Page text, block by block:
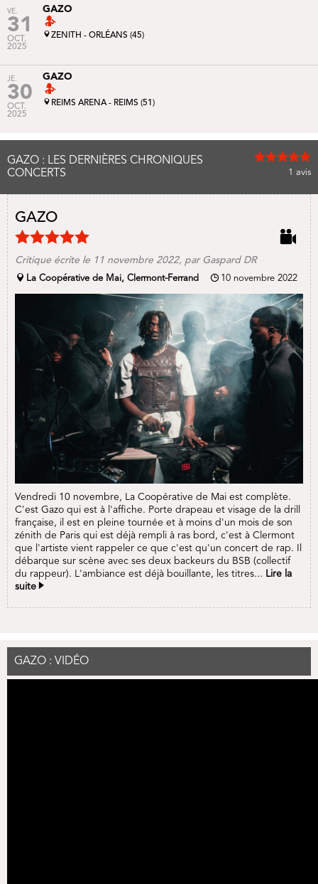
VE.
31
OCT.
2025
GAZO
ZENITH - ORLÉANS (45)
JE.
30
OCT.
2025
GAZO
REIMS ARENA - REIMS (51)
GAZO : LES DERNIÈRES CHRONIQUES
CONCERTS
1 avis
GAZO
Critique écrite le 11 novembre 2022, par Gaspard DR
La Coopérative de Mai, Clermont-Ferrand 10 novembre 2022
Vendredi 10 novembre, La Coopérative de Mai est complète.
C'est Gazo qui est à l'affiche. Porte drapeau et visage de la drill
française, il est en pleine tournée et à moins d'un mois de son
zénith de Paris qui est déjà rempli à ras bord, c'est à Clermont
que l'artiste vient rappeler ce que c'est qu'un concert de rap. Il
débarque sur scène avec ses deux backeurs du BSB (collectif
du rappeur). L'ambiance est déjà bouillante, les titres... Lire la
suite
GAZO : VIDÉO